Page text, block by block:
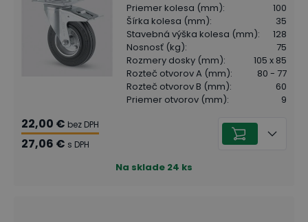
Priemer kolesa (mm):
100
Šírka kolesa (mm):
35
Stavebná výška kolesa (mm):
128
Nosnosť (kg):
75
Rozmery dosky (mm):
105 x 85
Rozteč otvorov A (mm):
80 - 77
Rozteč otvorov B (mm):
60
Priemer otvorov (mm): 9
22,00 € bez DPH
27,06 € s DPH
Na sklade 24 ks